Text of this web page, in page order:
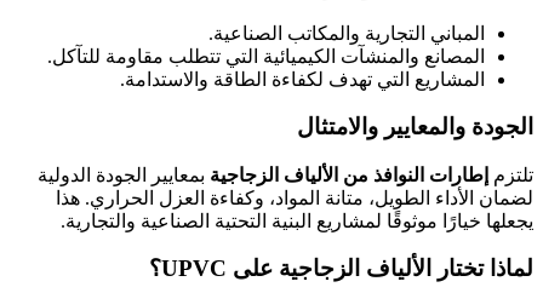
المباني التجارية والمكاتب الصناعية.
المصانع والمنشآت الكيميائية التي تتطلب مقاومة للتآكل.
المشاريع التي تهدف لكفاءة الطاقة والاستدامة.
الجودة والمعايير والامتثال
تلتزم إطارات النوافذ من الألياف الزجاجية بمعايير الجودة الدولية
لضمان الأداء الطويل، متانة المواد، وكفاءة العزل الحراري. هذا
يجعلها خيارًا موثوقًا لمشاريع البنية التحتية الصناعية والتجارية.
لماذا تختار الألياف الزجاجية على UPVC؟